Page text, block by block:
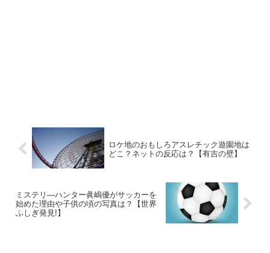
ロケ地のおもしろアスレチック遊園地は
どこ？ネットの反応は？【有吉の壁】
ミステリ―ハンター眞嶋優がサッカーを
始めた理由や子供の頃の写真は？【世界
ふしぎ発見!】